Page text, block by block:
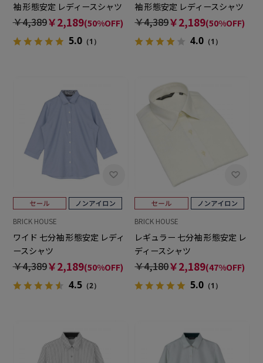
袖 形態安定 レディースシャツ
￥4,389￥2,189(50%OFF)
5.0（1）
袖 形態安定 レディースシャツ
￥4,389￥2,189(50%OFF)
4.0 （1）
BRICK HOUSE
ワイド 七分袖 形態安定 レディ
ースシャツ
￥4,389￥2,189(50%OFF)
4.5（2）
BRICK HOUSE
レギュラー 七分袖 形態安定 レ
ディースシャツ
￥4,180￥2,189(47%OFF)
5.0 （1）